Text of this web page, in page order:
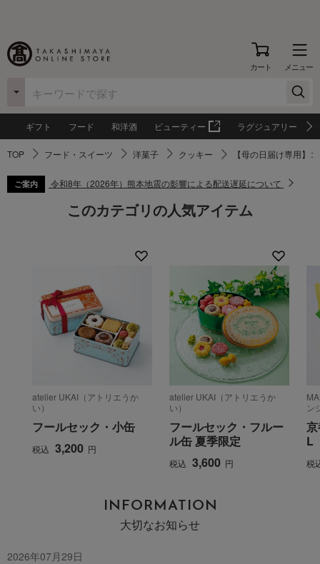
カート メニュー
ギフト フード 和洋酒 ビューティー ラグジュアリー
TOP フード・スイーツ 洋菓子 クッキー 【母の日届け専用】
ご案内 令和8年（2026年）熊本地震の影響による配送遅延について
このカテゴリの人気アイテム
atelier UKAI（アトリエうか
い）
フールセック・小缶
税込 3,200 円
atelier UKAI（アトリエうか
い）
フールセック・フルー
ル缶 夏季限定
税込 3,600 円
ン
L
税
INFORMATION
大切なお知らせ
2026年07月29日